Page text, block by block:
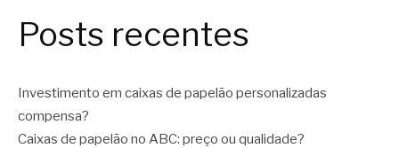
Posts recentes
Investimento em caixas de papelão personalizadas
compensa?
Caixas de papelão no ABC: preço ou qualidade?